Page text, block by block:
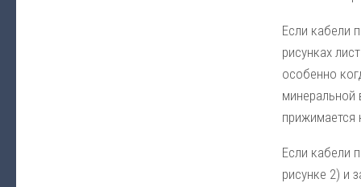
Если кабели
рисунках
особенно
минеральной
прижимается
Если кабели
рисунке 2) и